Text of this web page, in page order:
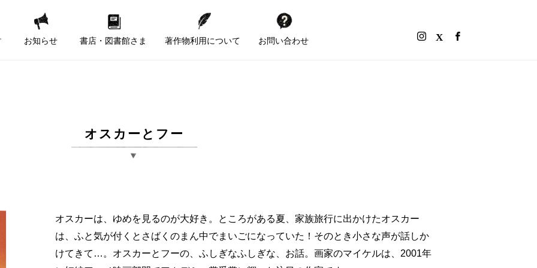
お知らせ 書店・図書館さま 著作物利用について お問い合わせ
オスカーとフー
オスカーは、ゆめを見るのが大好き。ところがある夏、家族旅行に出かけたオスカー
は、ふと気が付くとさばくのまん中でまいごになっていた！そのとき小さな声が話しか
けてきて…。オスカーとフーの、ふしぎなふしぎな、お話。画家のマイケルは、2001年